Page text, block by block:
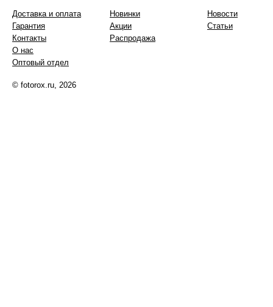
Доставка и оплата
Гарантия
Контакты
О нас
Оптовый отдел
Новинки
Акции
Распродажа
Новости
Статьи
© fotorox.ru, 2026